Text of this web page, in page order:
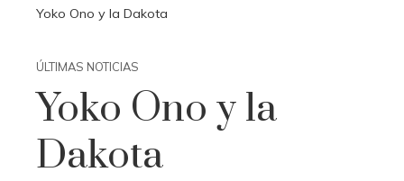
Yoko Ono y la Dakota
ÚLTIMAS NOTICIAS
Yoko Ono y la
Dakota